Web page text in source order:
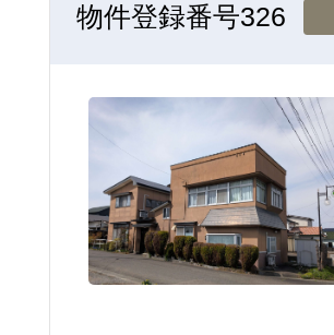
物件登録番号326